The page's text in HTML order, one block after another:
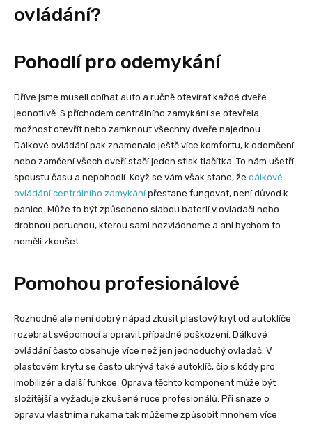
ovládání?
Pohodlí pro odemykání
Dříve jsme museli obíhat auto a ručně otevírat každé dveře
jednotlivě. S příchodem centrálního zamykání se otevřela
možnost otevřít nebo zamknout všechny dveře najednou.
Dálkové ovládání pak znamenalo ještě více komfortu, k odemčení
nebo zamčení všech dveří stačí jeden stisk tlačítka. To nám ušetří
spoustu času a nepohodlí. Když se vám však stane, že dálkové
ovládání centrálního zamykánípřestane fungovat, není důvod k
panice. Může to být způsobeno slabou baterií v ovladači nebo
drobnou poruchou, kterou sami nezvládneme a ani bychom to
neměli zkoušet.
Pomohou profesionálové
Rozhodně ale není dobrý nápad zkusit plastový kryt od autoklíče
rozebrat svépomocí a opravit případné poškození. Dálkové
ovládání často obsahuje více než jen jednoduchý ovladač. V
plastovém krytu se často ukrývá také autoklíč, čip s kódy pro
imobilizér a další funkce. Oprava těchto komponent může být
složitější a vyžaduje zkušené ruce profesionálů. Při snaze o
opravu vlastníma rukama tak můžeme způsobit mnohem více